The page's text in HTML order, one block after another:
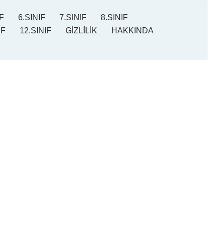
6.SINIF 7.SINIF
8.SINIF
12.SINIF GİZLİLİK
HAKKINDA